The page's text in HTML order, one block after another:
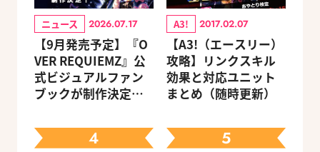
ニュース 2026.07.17
【9月発売予定】『O
VER REQUIEMZ』公
式ビジュアルファン
ブックが制作決定！
る豪華グッズ付き限
定セットも同時発売
A3! 2017.02.07
【A3!（エースリー）
攻略】リンクスキル
効果と対応ユニット
まとめ（随時更新）
4 5